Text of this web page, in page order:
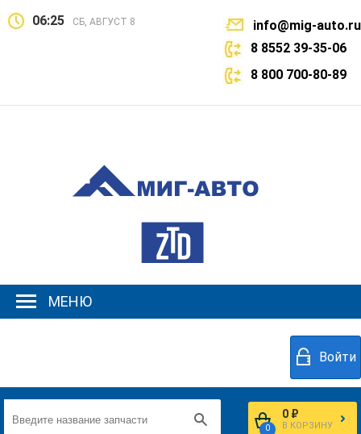
06:25 СБ, АВГУСТ 8
info@mig-auto.ru
8 8552 39-35-06
8 800 700-80-89
МЕНЮ
Войти
0
0 ₽
В КОРЗИНУ